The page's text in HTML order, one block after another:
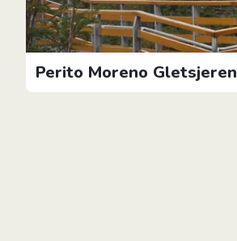
Perito Moreno Gletsjeren